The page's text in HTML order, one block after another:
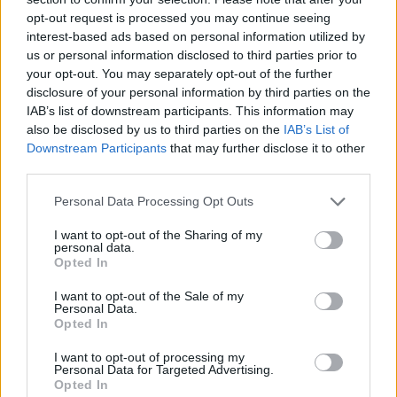
opt-out request is processed you may continue seeing
interest-based ads based on personal information utilized by
us or personal information disclosed to third parties prior to
your opt-out. You may separately opt-out of the further
disclosure of your personal information by third parties on the
IAB’s list of downstream participants. This information may
also be disclosed by us to third parties on the IAB’s List of
Downstream Participants that may further disclose it to other
Personal Data Processing Opt Outs
I want to opt-out of the Sharing of my
personal data.
Opted In
I want to opt-out of the Sale of my
Personal Data.
Opted In
I want to opt-out of processing my
Personal Data for Targeted Advertising.
Opted In
gólyák
elsőévesek
egyetemi élet
egyetemi életérzés
Hozzászólások
Mi a baj a 8 osztályos általános iskolával, és mi jöhet
helyette?
A kisiskolák tanárhiánya és a kisgimnáziumok elitképzővé válása
nem elszigetelt hibák, hanem a jelenlegi oktatási szerkezet
„erővonalai”, amelyek a rendszer gyökeres reformjáért kiáltanak Dr.
egyetemi tanár szerint.
Közoktatás